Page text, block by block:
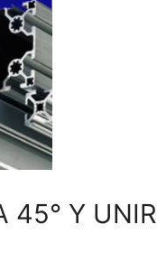
45° Y UNIR